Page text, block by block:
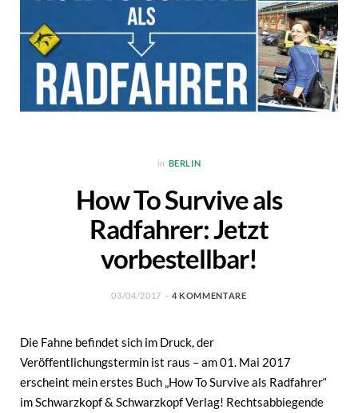
in BERLIN
How To Survive als
Radfahrer: Jetzt
vorbestellbar!
03/04/2017 4 KOMMENTARE
Die Fahne befindet sich im Druck, der
Veröffentlichungstermin ist raus – am 01. Mai 2017
erscheint mein erstes Buch „How To Survive als Radfahrer“
im Schwarzkopf & Schwarzkopf Verlag! Rechtsabbiegende